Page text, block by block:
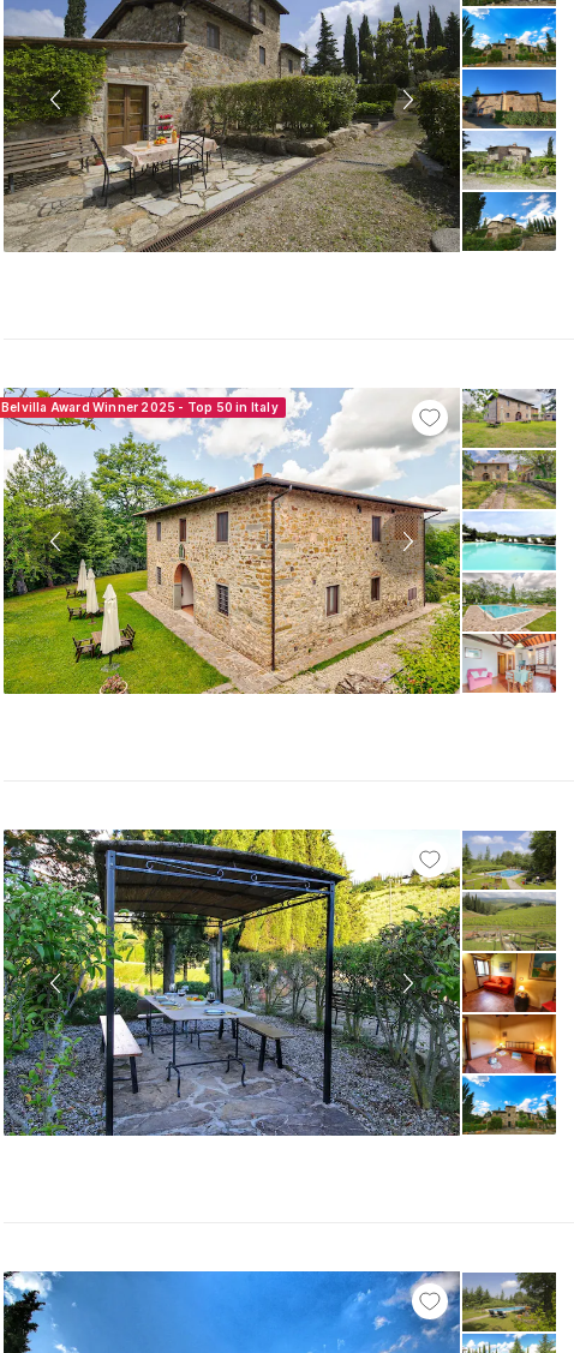
Belvilla Award Winner 2025 - Top 50 in Italy